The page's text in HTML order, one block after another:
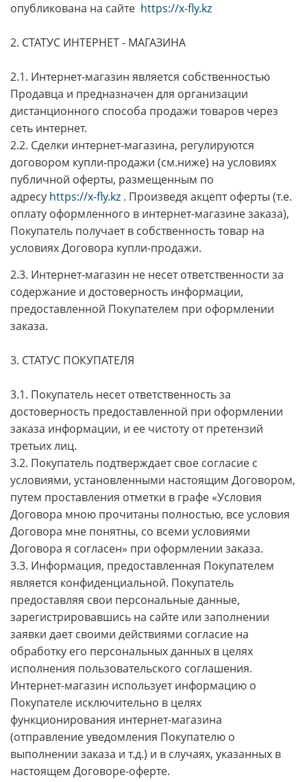
опубликована на сайте https://x-fly.kz
2. СТАТУС ИНТЕРНЕТ - МАГАЗИНА
2.1. Интернет-магазин является собственностью
Продавца и предназначен для организации
дистанционного способа продажи товаров через
сеть интернет.
2.2. Сделки интернет-магазина, регулируются
договором купли-продажи (см.ниже) на условиях
публичной оферты, размещенным по
адресу https://x-fly.kz . Произведя акцепт оферты (т.е.
оплату оформленного в интернет-магазине заказа),
Покупатель получает в собственность товар на
условиях Договора купли-продажи.
2.3. Интернет-магазин не несет ответственности за
содержание и достоверность информации,
предоставленной Покупателем при оформлении
заказа.
3. СТАТУС ПОКУПАТЕЛЯ
3.1. Покупатель несет ответственность за
достоверность предоставленной при оформлении
заказа информации, и ее чистоту от претензий
третьих лиц.
3.2. Покупатель подтверждает свое согласие с
условиями, установленными настоящим Договором,
путем проставления отметки в графе «Условия
Договора мною прочитаны полностью, все условия
Договора мне понятны, со всеми условиями
Договора я согласен» при оформлении заказа.
3.3. Информация, предоставленная Покупателем
является конфиденциальной. Покупатель
предоставляя свои персональные данные,
зарегистрировавшись на сайте или заполнении
заявки дает своими действиями согласие на
обработку его персональных данных в целях
исполнения пользовательского соглашения.
Интернет-магазин использует информацию о
Покупателе исключительно в целях
функционирования интернет-магазина
(отправление уведомления Покупателю о
выполнении заказа и т.д.) и в случаях, указанных в
настоящем Договоре-оферте.